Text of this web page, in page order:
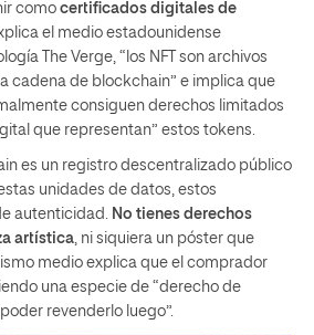
como certificados digitales de
el medio estadounidense
The Verge, “los NFT son archivos
cadena de blockchain” e implica que
consiguen derechos limitados
que representan” estos tokens.
es un registro descentralizado público
unidades de datos, estos
autenticidad. No tienes derechos
artística, ni siquiera un póster que
medio explica que el comprador
una especie de “derecho de
revenderlo luego”.